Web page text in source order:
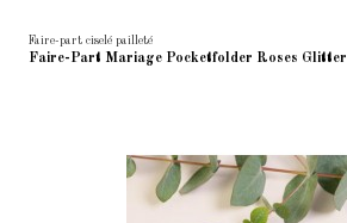
Faire-part ciselé pailleté
Faire-Part Mariage Pocketfolder Roses Glitter